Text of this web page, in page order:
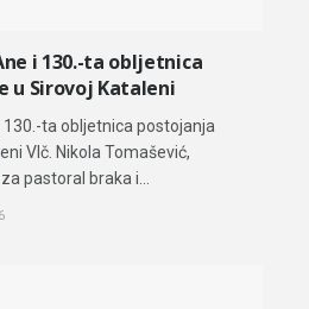
i 130.-ta obljetnica
u Sirovoj Kataleni
ta obljetnica postojanja
Vlč. Nikola Tomašević,
pastoral braka i...